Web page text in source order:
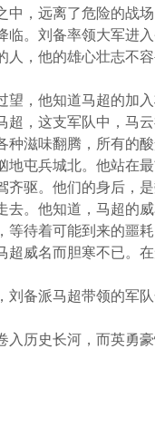
，远离了危险的战场
临。刘备率领大军进
人，他的雄心壮志不
望，他知道马超的加
，这支军队中，马云
种滋味翻腾，所有的酸
地屯兵城北。他站在
驱。他们的身后，
去。他知道，马超的
待着可能到来的噩耗
超威名而胆寒不已。
刘备派马超带领的军
历史长河，而英勇豪